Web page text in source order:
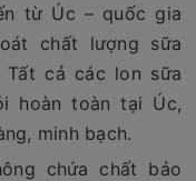
từ Úc – quốc gia
chất lượng sữa
Tất cả các lon sữa
hoàn toàn tại Úc,
minh bạch.
chứa chất bảo